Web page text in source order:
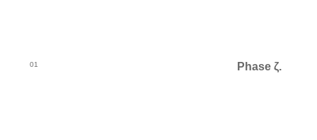
01 Phase ζ.